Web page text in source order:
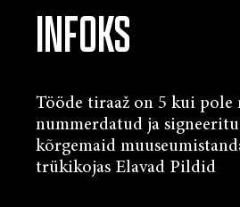
INFOKS
Tööde tiraaž on 5 kui
nummerdatud ja
kõrgemaid
trükikojas Elavad Pildid